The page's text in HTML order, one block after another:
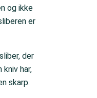
og ikke
er
der
kniv har,
skarp.